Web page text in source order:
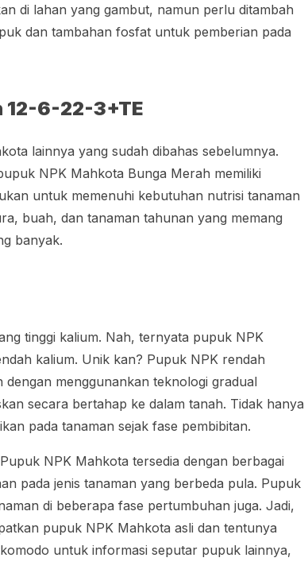
di lahan yang gambut, namun perlu ditambah
dan tambahan fosfat untuk pemberian pada
12-6-22-3+TE
lainnya yang sudah dibahas sebelumnya.
NPK Mahkota Bunga Merah memiliki
untuk memenuhi kebutuhan nutrisi tanaman
buah, dan tanaman tahunan yang memang
banyak.
tinggi kalium. Nah, ternyata pupuk NPK
kalium. Unik kan? Pupuk NPK rendah
dengan menggunankan teknologigradual
secara bertahap ke dalam tanah. Tidak hanya
pada tanaman sejak fase pembibitan.
NPK Mahkota tersedia dengan berbagai
pada jenis tanaman yang berbeda pula. Pupuk
di beberapa fase pertumbuhan juga. Jadi,
pupuk NPK Mahkota asli dan tentunya
untuk informasi seputar pupuk lainnya,